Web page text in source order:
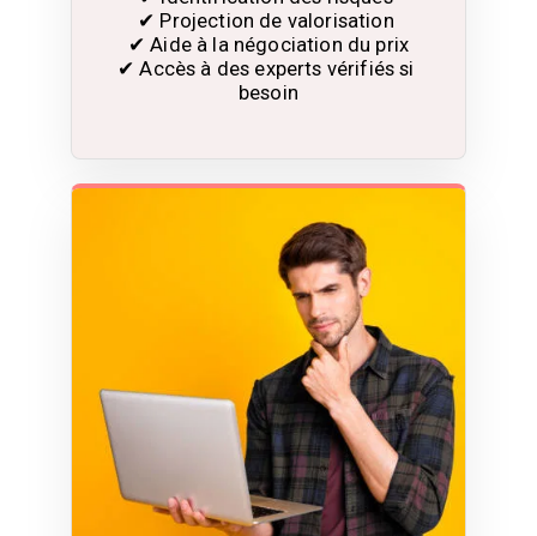
✔ Projection de valorisation
✔ Aide à la négociation du prix
✔ Accès à des experts vérifiés si
besoin